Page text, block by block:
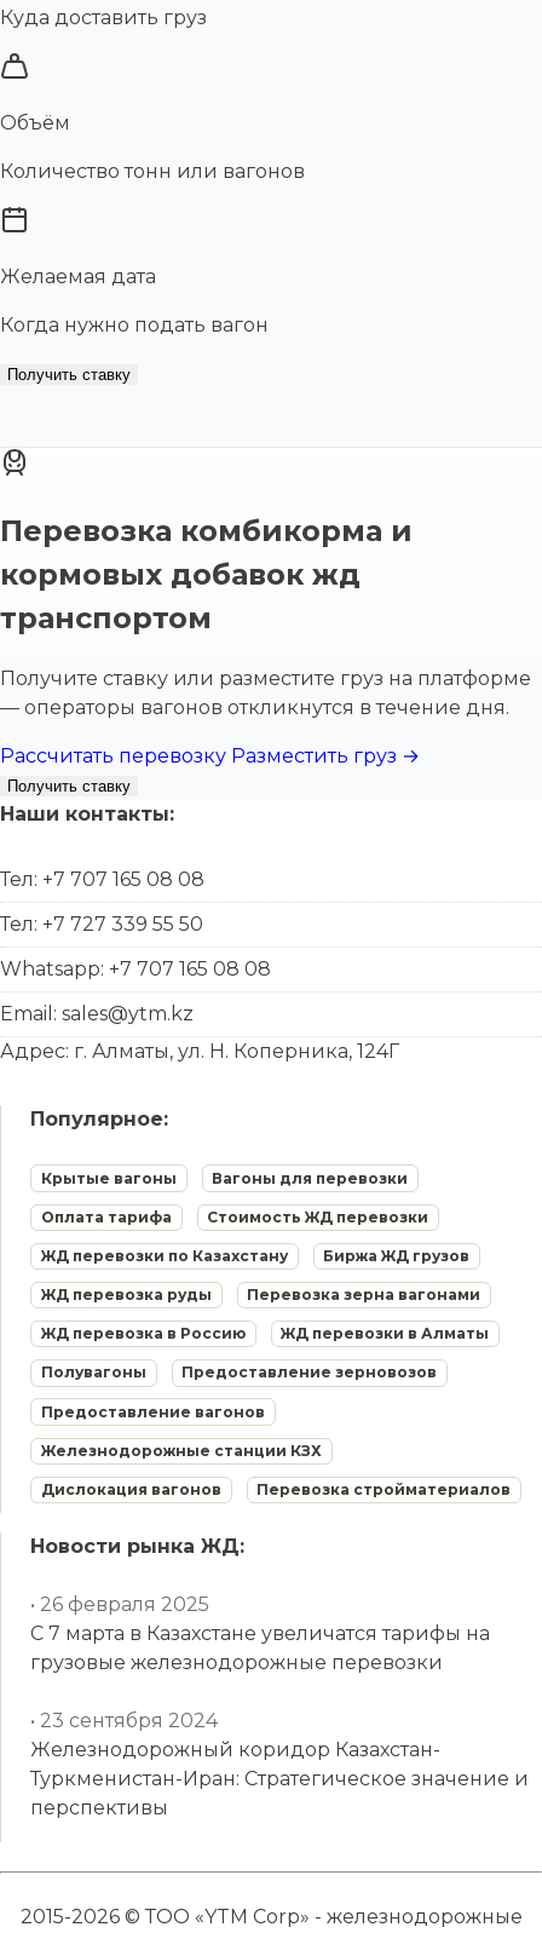
Куда доставить груз
Объём
Количество тонн или вагонов
Желаемая дата
Когда нужно подать вагон
Получить ставку
Перевозка комбикорма и
кормовых добавок жд
транспортом
Получите ставку или разместите груз на платформе
— операторы вагонов откликнутся в течение дня.
Рассчитать перевозку Разместить груз →
Получить ставку
Наши контакты:
Тел: +7 707 165 08 08
Тел: +7 727 339 55 50
Whatsapp: +7 707 165 08 08
Email: sales@ytm.kz
Адрес: г. Алматы, ул. Н. Коперника, 124Г
Популярное:
Крытые вагоны Вагоны для перевозки
Оплата тарифа Стоимость ЖД перевозки
ЖД перевозки по Казахстану Биржа ЖД грузов
ЖД перевозка руды Перевозка зерна вагонами
ЖД перевозка в Россию ЖД перевозки в Алматы
Полувагоны Предоставление зерновозов
Предоставление вагонов
Железнодорожные станции КЗХ
Дислокация вагонов Перевозка стройматериалов
Новости рынка ЖД:
• 26 февраля 2025
С 7 марта в Казахстане увеличатся тарифы на
грузовые железнодорожные перевозки
• 23 сентября 2024
Железнодорожный коридор Казахстан-
Туркменистан-Иран: Стратегическое значение и
перспективы
2015-2026 © ТОО «YTM Corp» - железнодорожные